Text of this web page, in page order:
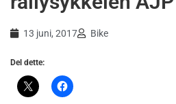
13 juni, 2017 Bike
Del dette: